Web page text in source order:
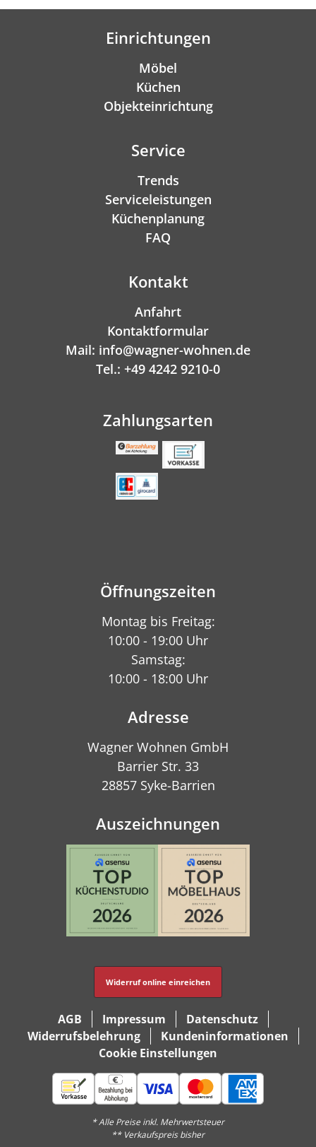
Einrichtungen
Möbel
Küchen
Objekteinrichtung
Service
Trends
Serviceleistungen
Küchenplanung
FAQ
Kontakt
Anfahrt
Kontaktformular
Mail: info@wagner-wohnen.de
Tel.: +49 4242 9210-0
Zahlungsarten
Öffnungszeiten
Montag bis Freitag:
10:00 - 19:00 Uhr
Samstag:
10:00 - 18:00 Uhr
Adresse
Wagner Wohnen GmbH
Barrier Str. 33
28857 Syke-Barrien
Auszeichnungen
Widerruf online einreichen
AGB Impressum
Datenschutz
Widerrufsbelehrung
Kundeninformationen
Cookie Einstellungen
* Alle Preise inkl. Mehrwertsteuer
** Verkaufspreis bisher